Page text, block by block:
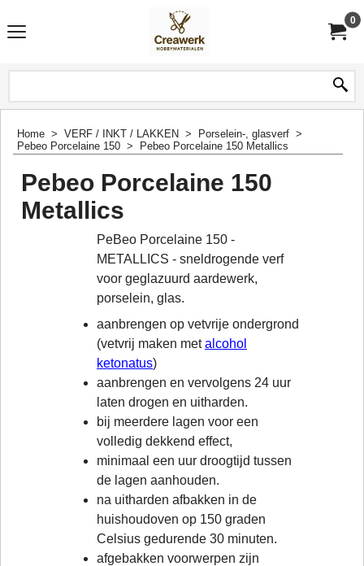
0
Home > VERF / INKT / LAKKEN > Porselein-, glasverf >
Pebeo Porcelaine 150 > Pebeo Porcelaine 150 Metallics
Pebeo Porcelaine 150
Metallics
PeBeo Porcelaine 150 -
METALLICS - sneldrogende verf
voor geglazuurd aardewerk,
porselein, glas.
aanbrengen op vetvrije ondergrond
(vetvrij maken metalcohol
ketonatus)
aanbrengen en vervolgens 24 uur
laten drogen en uitharden.
bij meerdere lagen voor een
volledig dekkend effect,
minimaal een uur droogtijd tussen
de lagen aanhouden.
na uitharden afbakken in de
huishoudoven op 150 graden
Celsius gedurende 30 minuten.
afgebakken voorwerpen zijn